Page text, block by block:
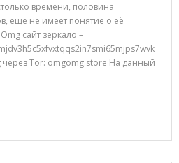
времени, половина
еще не имеет понятие о её
сайт зеркало –
Tor: omgomg.store На данный